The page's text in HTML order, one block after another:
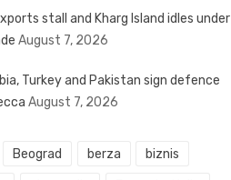
stall and Kharg Island idles under
August 7, 2026
Turkey and Pakistan sign defence
August 7, 2026
Beograd berza biznis